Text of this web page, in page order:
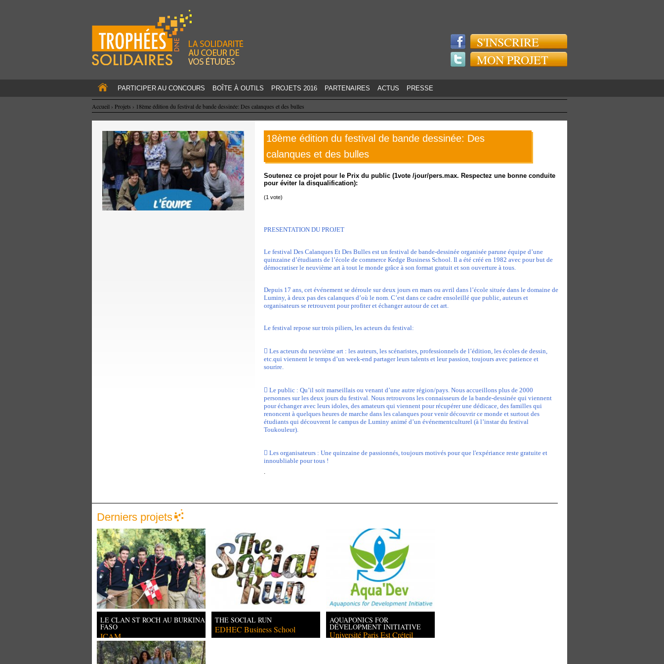
S'INSCRIRE
MON PROJET
PARTICIPER AU CONCOURS BOÎTE À OUTILS PROJETS 2016 PARTENAIRES ACTUS PRESSE
Accueil › Projets › 18ème édition du festival de bande dessinée: Des calanques et des bulles
18ème édition du festival de bande dessinée: Des
calanques et des bulles
Soutenez ce projet pour le Prix du public (1vote /jour/pers.max. Respectez une bonne conduite
pour éviter la disqualification):
(1 vote)
PRESENTATION DU PROJET
Le festival Des Calanques Et Des Bulles est un festival de bande-dessinée organisée parune équipe d’une
quinzaine d’étudiants de l’école de commerce Kedge Business School. Il a été créé en 1982 avec pour but de
démocratiser le neuvième art à tout le monde grâce à son format gratuit et son ouverture à tous.
Depuis 17 ans, cet événement se déroule sur deux jours en mars ou avril dans l’école située dans le domaine de
Luminy, à deux pas des calanques d’où le nom. C’est dans ce cadre ensoleillé que public, auteurs et
organisateurs se retrouvent pour profiter et échanger autour de cet art.
Le festival repose sur trois piliers, les acteurs du festival:
 Les acteurs du neuvième art : les auteurs, les scénaristes, professionnels de l’édition, les écoles de dessin,
etc.qui viennent le temps d’un week-end partager leurs talents et leur passion, toujours avec patience et
sourire.
 Le public : Qu’il soit marseillais ou venant d’une autre région/pays. Nous accueillons plus de 2000
personnes sur les deux jours du festival. Nous retrouvons les connaisseurs de la bande-dessinée qui viennent
pour échanger avec leurs idoles, des amateurs qui viennent pour récupérer une dédicace, des familles qui
renoncent à quelques heures de marche dans les calanques pour venir découvrir ce monde et surtout des
étudiants qui découvrent le campus de Luminy animé d’un événementculturel (à l’instar du festival
Toukouleur).
 Les organisateurs : Une quinzaine de passionnés, toujours motivés pour que l'expériance reste gratuite et
innoubliable pour tous !
.
Derniers projets
LE CLAN ST ROCH AU BURKINA
FASO
ICAM
THE SOCIAL RUN
EDHEC Business School
AQUAPONICS FOR
DEVELOPMENT INITIATIVE
Université Paris Est Créteil